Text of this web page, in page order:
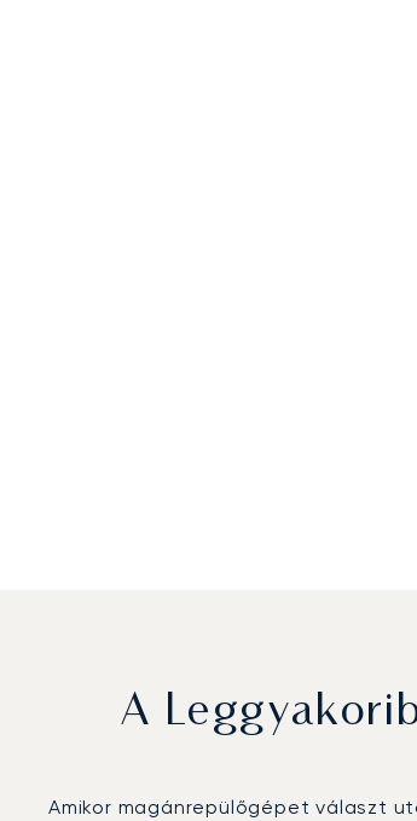
A
Amikor magánrepülőgépet választ